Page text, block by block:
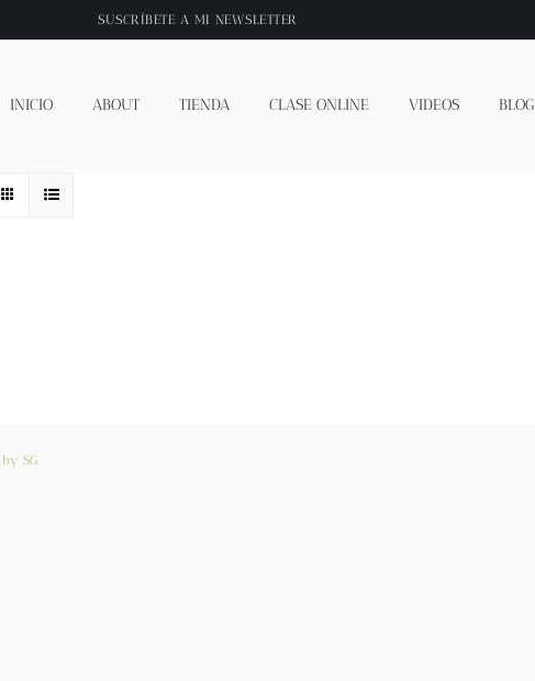
SUSCRÍBETE A MI NEWSLETTER
INICIO ABOUT TIENDA CLASE ONLINE VIDEOS BLOG
by SG